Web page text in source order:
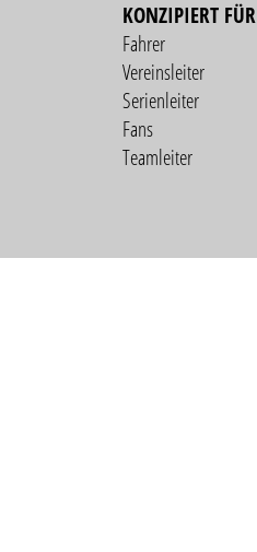
KONZIPIERT FÜR
Fahrer
Vereinsleiter
Serienleiter
Fans
Teamleiter